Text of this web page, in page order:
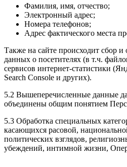
Фамилия, имя, отчество;
Электронный адрес;
Номера телефонов;
Адрес фактического места
Также на сайте происходит сбор и
данных о посетителях (в т.ч.
сервисов интернет-статистики
Search Console и других).
5.2 Вышеперечисленные данные
объединены общим понятием
5.3 Обработка специальных
касающихся расовой,
политических взглядов,
убеждений, интимной жизни,